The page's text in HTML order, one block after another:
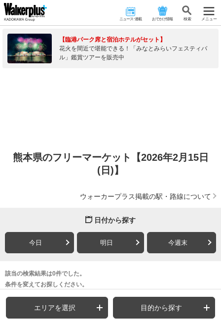
ニュース･連載 おでかけ情報 検 索 メニュー
【臨港パーク席と宿泊ホテルがセット】
花火を間近で堪能できる！「みなとみらいフェスティバ
ル」鑑賞ツアーを販売中
熊本県のフリーマーケット【2026年2月15日
(日)】
ウォーカープラス掲載の駅・路線について
日付から探す
今日 明日 今週末
該当の検索結果は0件でした。
条件を変えてお探しください。
エリアを選択 目的から探す